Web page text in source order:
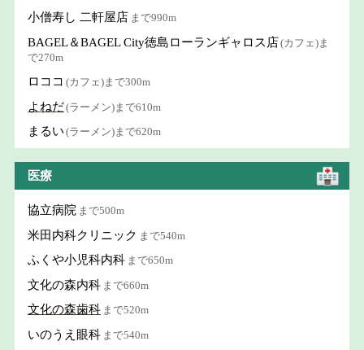
小僧寿し 二軒屋店 まで990m
BAGEL＆BAGEL City徳島ローランギャロス店(カフェ)ま
で270m
ロココ (カフェ)まで300m
よねだ(ラーメン)まで610m
まるい (ラーメン)まで620m
医療
協立病院 まで500m
米田内科クリニック まで540m
ふくや小児科内科 まで650m
文化の森内科 まで660m
文化の森歯科 まで520m
いのうえ眼科 まで540m